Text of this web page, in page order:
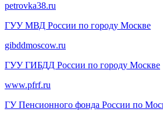
petrovka38.ru
ГУУ МВД России по городу Москве
gibddmoscow.ru
ГУУ ГИБДД России по городу Москве
www.pfrf.ru
ГУ Пенсионного фонда России по